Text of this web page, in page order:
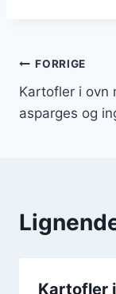
FORRIGE
Kartofler i ovn
asparges og
Kartofler